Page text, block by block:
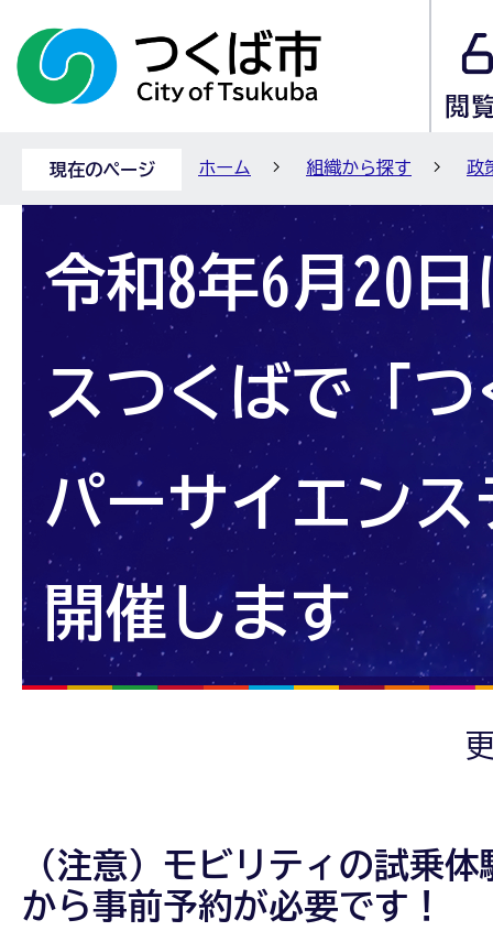
現在のページ ホーム 組織から探す 政
令和8年6月20
スつくばで「
パーサイエン
開催します
（注意）モビリティの試乗
から事前予約が必要です！